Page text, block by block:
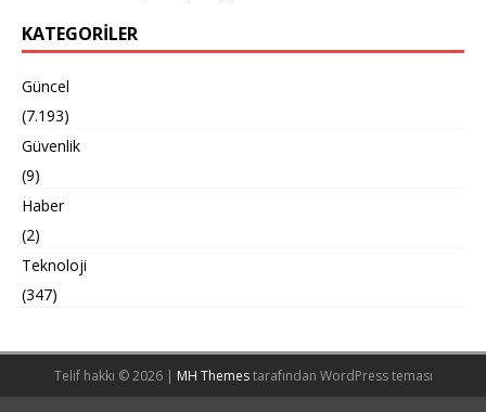
KATEGORILER
Güncel
(7.193)
Güvenlik
(9)
Haber
(2)
Teknoloji
(347)
Telif hakkı © 2026 | MH Themestarafından WordPress teması